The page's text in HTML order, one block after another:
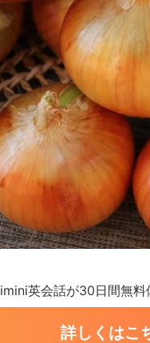
英会話が30日間無料
詳しくはこ